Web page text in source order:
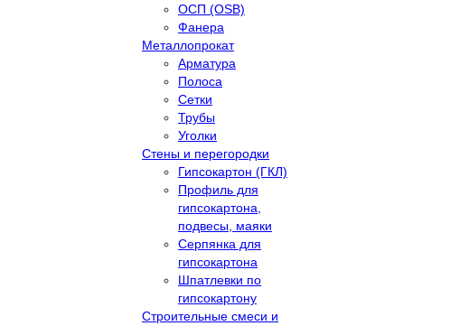
ОСП (OSB)
Фанера
Металлопрокат
Арматура
Полоса
Сетки
Трубы
Уголки
Стены и перегородки
Гипсокартон (ГКЛ)
Профиль для
гипсокартона,
подвесы, маяки
Серпянка для
гипсокартона
Шпатлевки по
гипсокартону
Строительные смеси и